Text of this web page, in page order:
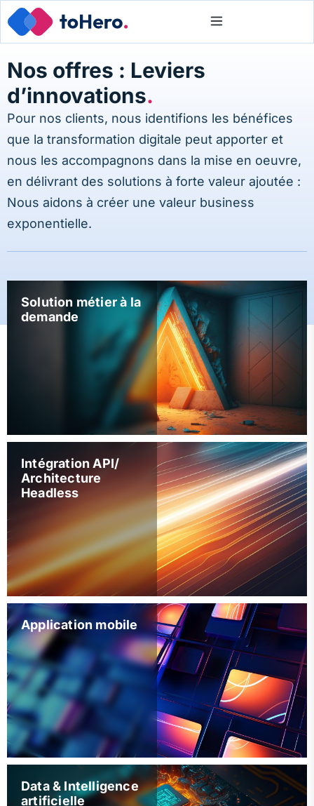
Nos offres : Leviers
d’innovations​.
Pour nos clients, nous identifions les bénéfices
que la transformation digitale peut apporter et
nous les accompagnons dans la mise en oeuvre,
en délivrant des solutions à forte valeur ajoutée :
Nous aidons à créer une valeur business
exponentielle.
Solution métier à la
demande
Intégration API/
Architecture
Headless
Application mobile
Data & Intelligence
artificielle